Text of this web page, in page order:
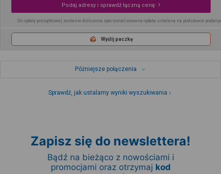
Podaj adresy i sprawdź łączną cenę
Do opłaty początkowej zostanie doliczona spersonalizowana opłata ustalana na podstawie
Wyślij paczkę
Późniejsze połączenia
Sprawdź, jak ustalamy wyniki wyszukiwania
Zapisz się do newslettera!
Bądź na bieżąco z nowościami i
promocjami oraz otrzymaj kod